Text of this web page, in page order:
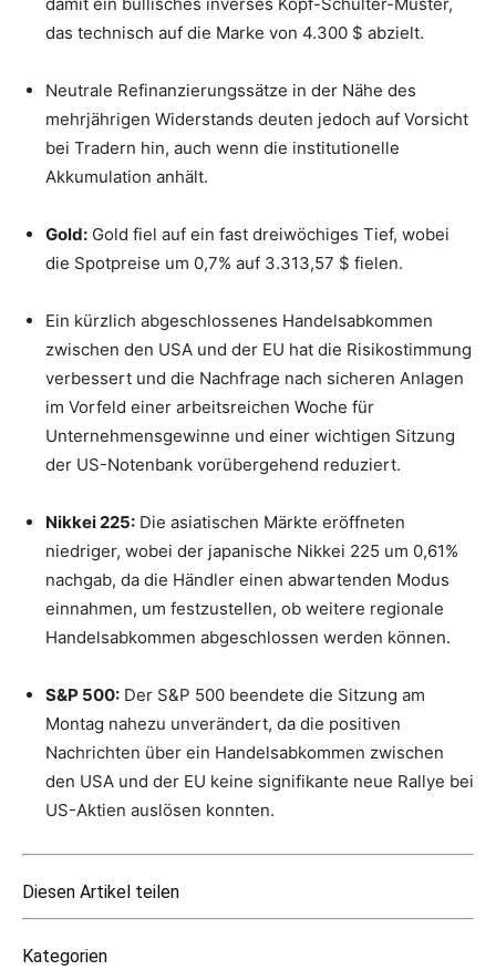
das technisch auf die Marke von 4.300 $ abzielt.
Neutrale Refinanzierungssätze in der Nähe des
mehrjährigen Widerstands deuten jedoch auf Vorsicht
bei Tradern hin, auch wenn die institutionelle
Akkumulation anhält.
Gold: Gold fiel auf ein fast dreiwöchiges Tief, wobei
die Spotpreise um 0,7% auf 3.313,57 $ fielen.
Ein kürzlich abgeschlossenes Handelsabkommen
zwischen den USA und der EU hat die Risikostimmung
verbessert und die Nachfrage nach sicheren Anlagen
im Vorfeld einer arbeitsreichen Woche für
Unternehmensgewinne und einer wichtigen Sitzung
der US-Notenbank vorübergehend reduziert.
Nikkei 225: Die asiatischen Märkte eröffneten
niedriger, wobei der japanische Nikkei 225 um 0,61%
nachgab, da die Händler einen abwartenden Modus
einnahmen, um festzustellen, ob weitere regionale
Handelsabkommen abgeschlossen werden können.
S&P 500: Der S&P 500 beendete die Sitzung am
Montag nahezu unverändert, da die positiven
Nachrichten über ein Handelsabkommen zwischen
den USA und der EU keine signifikante neue Rallye bei
US-Aktien auslösen konnten.
Diesen Artikel teilen
Kategorien